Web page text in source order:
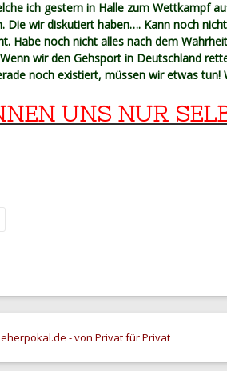
ich gestern in Halle zum Wettkampf
Die wir diskutiert haben…. Kann noch
Habe noch nicht alles nach dem
wir den Gehsport in Deutschland
noch existiert, müssen wir etwas tun!
UNS NUR
- von Privat für Privat